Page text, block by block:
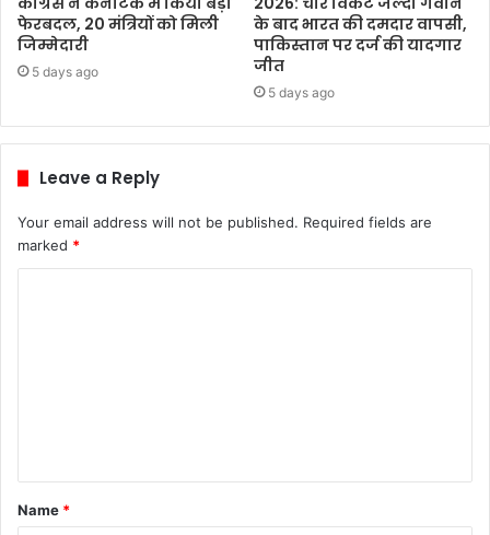
फेरबदल, 20 मंत्रियों को मिली
जिम्मेदारी
5 days ago
के बाद भारत की दमदार वापसी,
पाकिस्तान पर दर्ज की यादगार
जीत
5 days ago
Leave a Reply
Your email address will not be published. Required fields are
marked *
t
*
Name *